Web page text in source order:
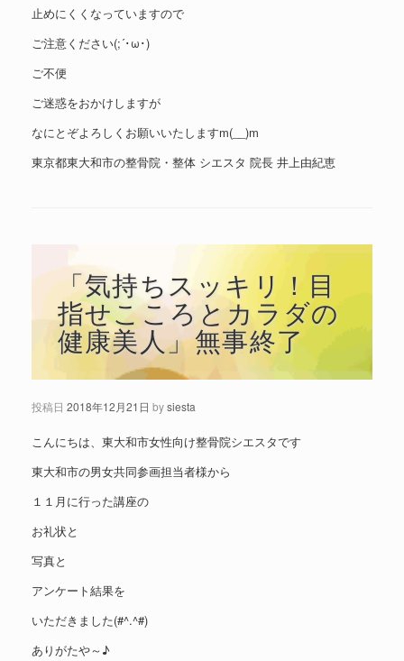
止めにくくなっていますので
ご注意ください(;´･ω･)
ご不便
ご迷惑をおかけしますが
なにとぞよろしくお願いいたしますm(__)m
東京都東大和市の整骨院・整体 シエスタ 院長 井上由紀恵
「気持ちスッキリ！目
指せこころとカラダの
健康美人」無事終了
投稿日 2018年12月21日 bysiesta
こんにちは、東大和市女性向け整骨院シエスタです
東大和市の男女共同参画担当者様から
１１月に行った講座の
お礼状と
写真と
アンケート結果を
いただきました(#^.^#)
ありがたや～♪